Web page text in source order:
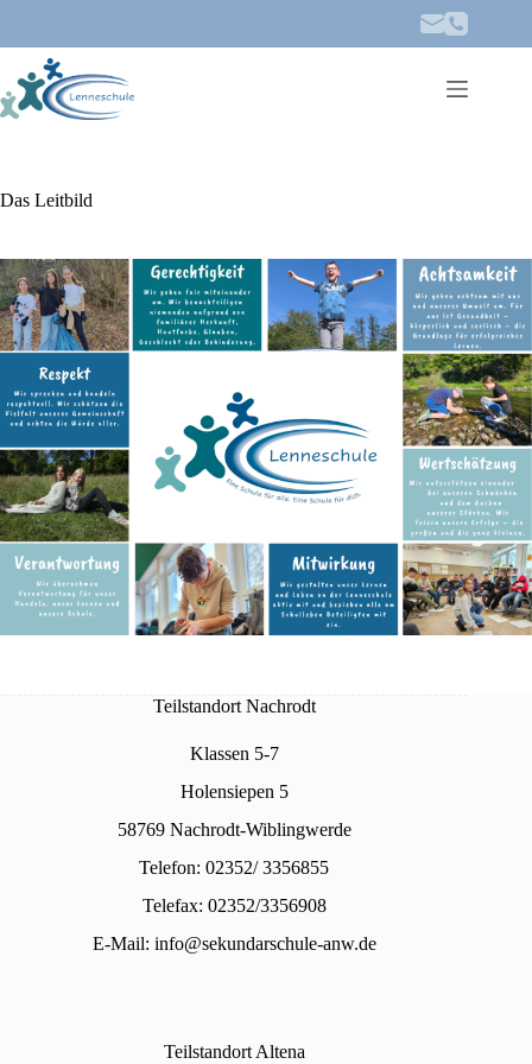
springen
Das Leitbild
Teilstandort Nachrodt
Klassen 5-7
Holensiepen 5
58769 Nachrodt-Wiblingwerde
Telefon: 02352/ 3356855
Telefax: 02352/3356908
E-Mail: info@sekundarschule-anw.de
Teilstandort Altena